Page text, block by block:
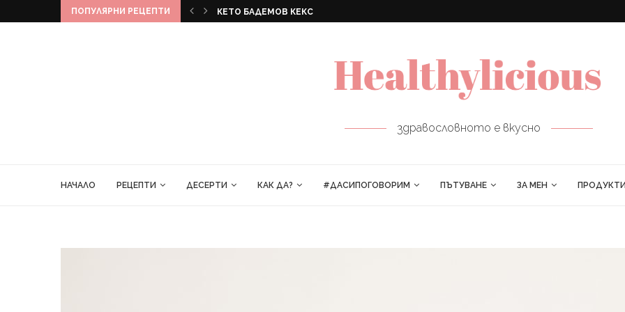
ПОПУЛЯРНИ РЕЦЕПТИ БАНАНОВ ХЛЯБ
здравословното е вкусно
НАЧАЛО РЕЦЕПТИ ДЕСЕРТИ КАК ДА? #ДАСИПОГОВОРИМ ПЪТУВАНЕ ЗА МЕН ПРОДУКТИ